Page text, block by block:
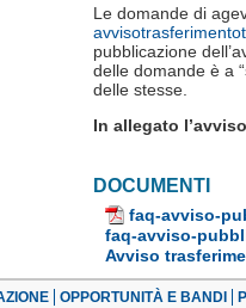
Le domande di
pubblicazione
delle domande è a
delle stesse.
In allegato
DOCUMENTI
faq-avviso-
faq-avviso-
Avviso
OPPORTUNITÀ E BANDI